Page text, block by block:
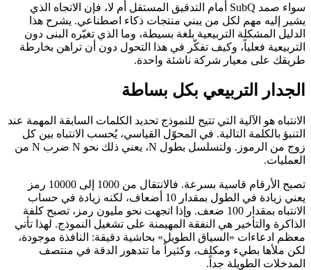
سواء صمد SubQ أمام التدقيق المستقل أم لا، فإن الاتجاه الذي
يشير إليه مهم لكل من يبني منتجات ذكاء اصطناعي. يشرح هذا
الدليل المشكلة التربيعية بلغة بسيطة، وما الذي تغيّره البنى دون
التربيعية فعلياً، وكيف تفكّر في هذا التحول دون أن تراهن بخارطة
طريقك على معيار شركة ناشئة واحدة.
الجدار التربيعي بكل بساطة
الانتباه هو الآلية التي تتيح للنموذج تحديد الكلمات السابقة المهمة عند
التنبؤ بالكلمة التالية. في المحوّل القياسي، يُحسب الانتباه بين كل
زوج من الرموز. ولتسلسل بطول N، يعني ذلك نحو N ضرب N من
العمليات.
تصبح الأرقام قاسية بسرعة. فالانتقال من 1000 إلى 10000 رمز
يعني زيادة في الطول بمقدار 10 أضعاف، لكنه زيادة في حساب
الانتباه بمقدار 100 ضعف. وإذا اتجهت نحو مليون رمز، تصبح كلفة
الذاكرة والتأخير هي النفقة المهيمنة على تشغيل النموذج. لهذا تأتي
معظم ادعاءات «السياق الطويل» بحاشية دقيقة: النافذة موجودة،
لكن ملأها بطيء ومكلف، وكثيراً ما تتدهور الدقة في منتصف
المدخلات الطويلة جداً.